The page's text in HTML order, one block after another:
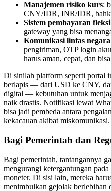
Manajemen risiko kurs:
CNY/IDR, INR/IDR,
Sistem pembayaran
gateway yang bisa
Komunikasi lintas negara
pengiriman, OTP login
harus aman, cepat, dan
Di sinilah platform seperti portal
berlapis — dari USD ke CNY,
digital — kebutuhan untuk
naik drastis. Notifikasi lewat
bisa jadi pembeda antara
kekacauan akibat miskomunikasi.
Bagi Pemerintah dan
Bagi pemerintah, tantangannya
mengurangi ketergantungan
moneter. Di sisi lain, mereka
menimbulkan gejolak berlebihan